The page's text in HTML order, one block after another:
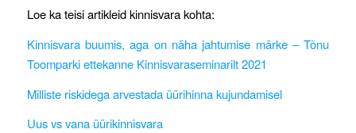
Loe ka teisi artikleid kinnisvara kohta:
Kinnisvara buumis, aga on näha jahtumise märke – Tõnu
Toomparki ettekanne Kinnisvaraseminarilt 2021
Milliste riskidega arvestada üürihinna kujundamisel
Uus vs vana üürikinnisvara